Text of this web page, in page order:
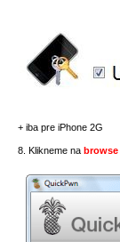
+ iba pre iPhone 2G
8. Klikneme na browse